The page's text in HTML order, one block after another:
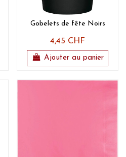
Gobelets de fête Noirs
4,45 CHF
Ajouter au panier